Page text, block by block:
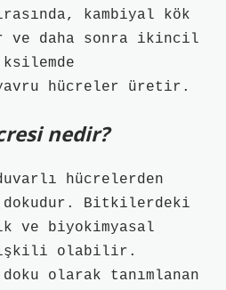
kambiyal kök
ve daha sonra ikincil
hücreler üretir.
nedir?
hücrelerden
Bitkilerdeki
biyokimyasal
olabilir.
olarak tanımlanan